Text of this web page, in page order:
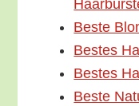
Bes­te
Bes­tes
Bes­tes
Bes­te